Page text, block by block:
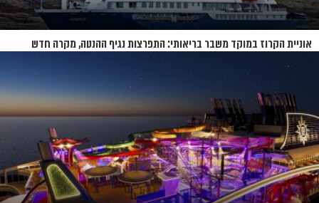
אוניית הקרוז במוקד משבר בריאותי: התפרצות נגיף ההנטה, מקרה חדש